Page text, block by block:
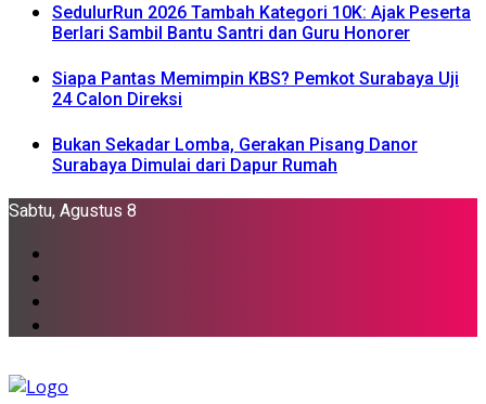
SedulurRun 2026 Tambah Kategori 10K: Ajak Peserta
Berlari Sambil Bantu Santri dan Guru Honorer
Siapa Pantas Memimpin KBS? Pemkot Surabaya Uji
24 Calon Direksi
Bukan Sekadar Lomba, Gerakan Pisang Danor
Surabaya Dimulai dari Dapur Rumah
Sabtu, Agustus 8